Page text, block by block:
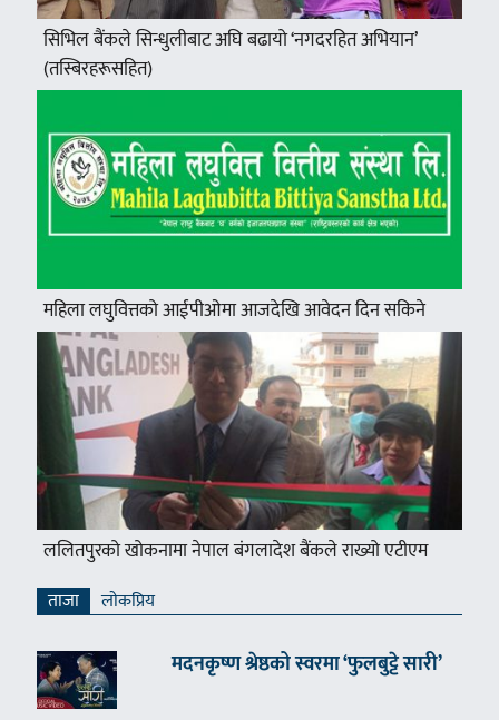
सिभिल बैंकले सिन्धुलीबाट अघि बढायो ‘नगदरहित अभियान’
(तस्बिरहरूसहित)
महिला लघुवित्तको आईपीओमा आजदेखि आवेदन दिन सकिने
ललितपुरको खोकनामा नेपाल बंगलादेश बैंकले राख्यो एटीएम
ताजा लाेकप्रिय
मदनकृष्ण श्रेष्ठको स्वरमा ‘फुलबुट्टे सारी’